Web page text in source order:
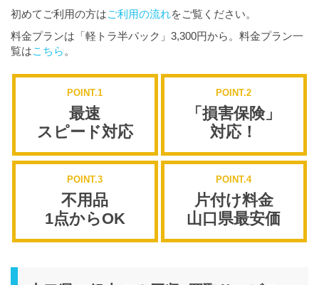
初めてご利用の方はご利用の流れをご覧ください。
料金プランは「軽トラ半パック」3,300円から。料金プラン一
覧はこちら。
POINT.1
最速
スピード対応
POINT.2
「損害保険」
対応！
POINT.3
不用品
1点からOK
POINT.4
片付け料金
山口県最安価